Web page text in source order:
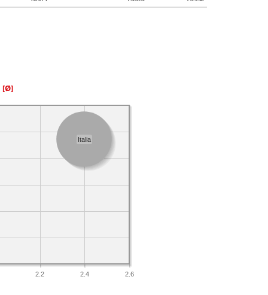
[Ø]
2.2 2.4 2.6
Italia